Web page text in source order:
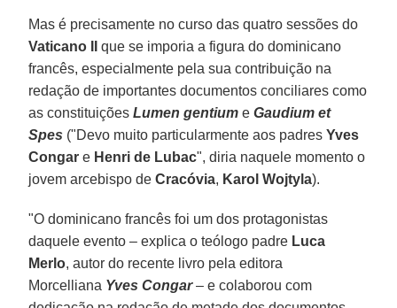
Mas é precisamente no curso das quatro sessões do
Vaticano II
que se imporia a figura do dominicano
francês, especialmente pela sua contribuição na
redação de importantes documentos conciliares como
as constituiçõesLumen gentium eGaudium et
Spes ("Devo muito particularmente aos padresYves
Congar e Henri de Lubac", diria naquele momento o
jovem arcebispo deCracóvia, Karol Wojtyla).
"O dominicano francês foi um dos protagonistas
daquele evento – explica o teólogo padre Luca
Merlo, autor do recente livro pela editora
Morcelliana Yves Congar – e colaborou com